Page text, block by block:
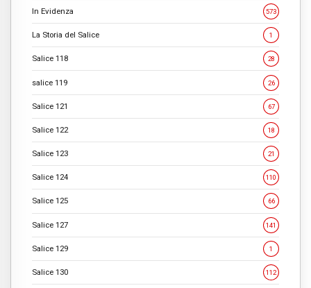
In Evidenza 573
La Storia del Salice 1
Salice 118 28
salice 119 26
Salice 121 67
Salice 122 18
Salice 123 21
Salice 124 110
Salice 125 66
Salice 127 141
Salice 129 1
Salice 130 112